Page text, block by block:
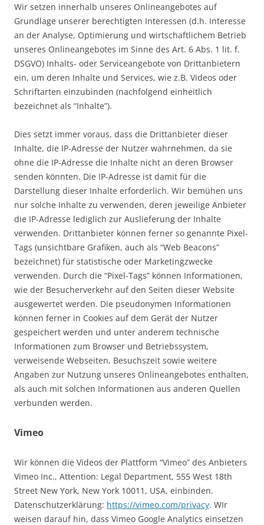
Wir setzen innerhalb unseres Onlineangebotes auf
Grundlage unserer berechtigten Interessen (d.h. Interesse
an der Analyse, Optimierung und wirtschaftlichem Betrieb
unseres Onlineangebotes im Sinne des Art. 6 Abs. 1 lit. f.
DSGVO) Inhalts- oder Serviceangebote von Drittanbietern
ein, um deren Inhalte und Services, wie z.B. Videos oder
Schriftarten einzubinden (nachfolgend einheitlich
bezeichnet als “Inhalte”).
Dies setzt immer voraus, dass die Drittanbieter dieser
Inhalte, die IP-Adresse der Nutzer wahrnehmen, da sie
ohne die IP-Adresse die Inhalte nicht an deren Browser
senden könnten. Die IP-Adresse ist damit für die
Darstellung dieser Inhalte erforderlich. Wir bemühen uns
nur solche Inhalte zu verwenden, deren jeweilige Anbieter
die IP-Adresse lediglich zur Auslieferung der Inhalte
verwenden. Drittanbieter können ferner so genannte Pixel-
Tags (unsichtbare Grafiken, auch als “Web Beacons”
bezeichnet) für statistische oder Marketingzwecke
verwenden. Durch die “Pixel-Tags” können Informationen,
wie der Besucherverkehr auf den Seiten dieser Website
ausgewertet werden. Die pseudonymen Informationen
können ferner in Cookies auf dem Gerät der Nutzer
gespeichert werden und unter anderem technische
Informationen zum Browser und Betriebssystem,
verweisende Webseiten, Besuchszeit sowie weitere
Angaben zur Nutzung unseres Onlineangebotes enthalten,
als auch mit solchen Informationen aus anderen Quellen
verbunden werden.
Vimeo
Wir können die Videos der Plattform “Vimeo” des Anbieters
Vimeo Inc., Attention: Legal Department, 555 West 18th
Street New York, New York 10011, USA, einbinden.
Datenschutzerklärung: https://vimeo.com/privacy. WIr
weisen darauf hin, dass Vimeo Google Analytics einsetzen